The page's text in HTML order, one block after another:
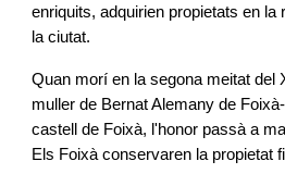
enriquits, adquirien propietats en la
la ciutat.
Quan morí en la segona meitat del
muller de Bernat Alemany de
castell de Foixà, l'honor passà a
Els Foixà conservaren la propietat